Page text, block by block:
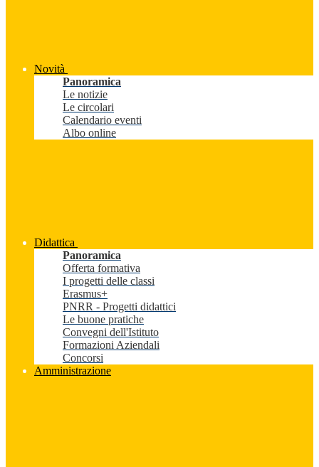
Novità
Panoramica
Le notizie
Le circolari
Calendario eventi
Albo online
Didattica
Panoramica
Offerta formativa
I progetti delle classi
Erasmus+
PNRR - Progetti didattici
Le buone pratiche
Convegni dell'Istituto
Formazioni Aziendali
Concorsi
Amministrazione